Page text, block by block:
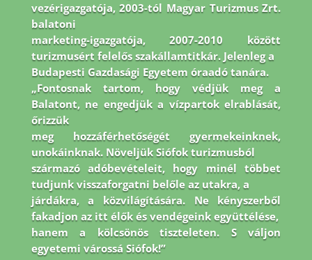
vezérigazgatója, 2003-tól Magyar Turizmus Zrt.
balatoni
marketing-igazgatója, 2007-2010 között
turizmusért felelős szakállamtitkár. Jelenleg a
Budapesti Gazdasági Egyetem óraadó tanára.
„Fontosnak tartom, hogy védjük meg a
Balatont, ne engedjük a vízpartok elrablását,
őrizzük
meg hozzáférhetőségét gyermekeinknek,
unokáinknak. Növeljük Siófok turizmusból
származó adóbevételeit, hogy minél többet
tudjunk visszaforgatni belőle az utakra, a
járdákra, a közvilágítására. Ne kényszerből
fakadjon az itt élők és vendégeink együttélése,
hanem a kölcsönös tiszteleten. S váljon
egyetemi várossá Siófok!”